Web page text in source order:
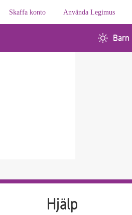
Skaffa konto Använda Legimus
Hjälp